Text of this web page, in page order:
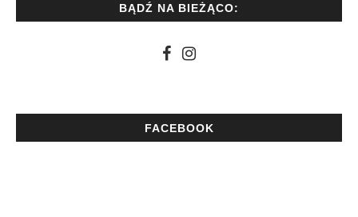
BĄDŹ NA BIEŻĄCO:
FACEBOOK